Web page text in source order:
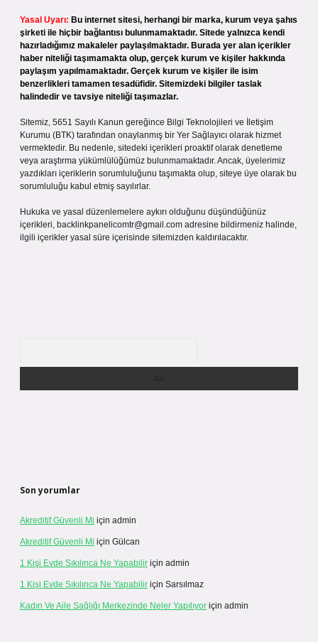
Yasal Uyarı: Bu internet sitesi, herhangi bir marka, kurum veya şahıs
şirketi ile hiçbir bağlantısı bulunmamaktadır. Sitede yalnızca kendi
hazırladığımız makaleler paylaşılmaktadır. Burada yer alan içerikler
haber niteliği taşımamakta olup, gerçek kurum ve kişiler hakkında
paylaşım yapılmamaktadır. Gerçek kurum ve kişiler ile isim
benzerlikleri tamamen tesadüfidir. Sitemizdeki bilgiler taslak
halindedir ve tavsiye niteliği taşımazlar.
Sitemiz, 5651 Sayılı Kanun gereğince Bilgi Teknolojileri ve İletişim
Kurumu (BTK) tarafından onaylanmış bir Yer Sağlayıcı olarak hizmet
vermektedir. Bu nedenle, sitedeki içerikleri proaktif olarak denetleme
veya araştırma yükümlülüğümüz bulunmamaktadır. Ancak, üyelerimiz
yazdıkları içeriklerin sorumluluğunu taşımakta olup, siteye üye olarak bu
sorumluluğu kabul etmiş sayılırlar.
Hukuka ve yasal düzenlemelere aykırı olduğunu düşündüğünüz
içerikleri, backlinkpanelicomtr@gmail.com adresine bildirmeniz halinde,
ilgili içerikler yasal süre içerisinde sitemizden kaldırılacaktır.
Son yorumlar
Akreditif Güvenli Mi için admin
Akreditif Güvenli Mi için Gülcan
1 Kişi Evde Sıkılınca Ne Yapabilir için admin
1 Kişi Evde Sıkılınca Ne Yapabilir için Sarsılmaz
Kadın Ve Aile Sağlığı Merkezinde Neler Yapılıyor için admin